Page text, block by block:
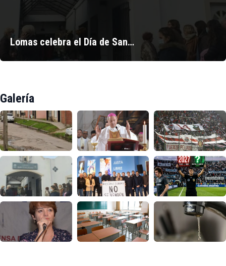
Lomas celebra el Día de San…
Galería